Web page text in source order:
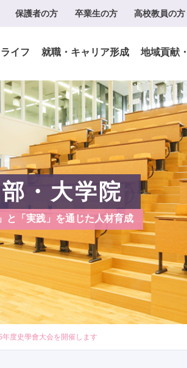
保護者の方 卒業生の方 高校教員の方
イフ 就職・キャリア形成 地域貢献
・大学院
と「実践」を通じた人材育成
年度史學會大会を開催します